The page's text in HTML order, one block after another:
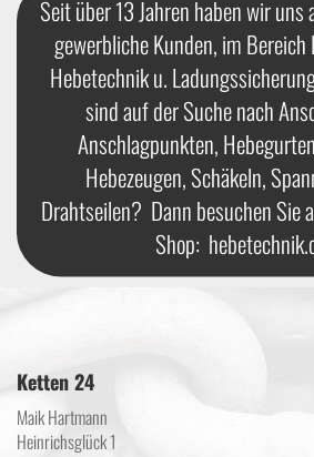
Seit über 13 Jahren haben wir
gewerbliche Kunden, im
Hebetechnik u.
sind auf der Suche nach
Anschlagpunkten,
Hebezeugen, Schäkeln,
Drahtseilen? Dann besuchen Sie
Shop:
Ketten 24
Maik Hartmann
Heinrichsglück 1